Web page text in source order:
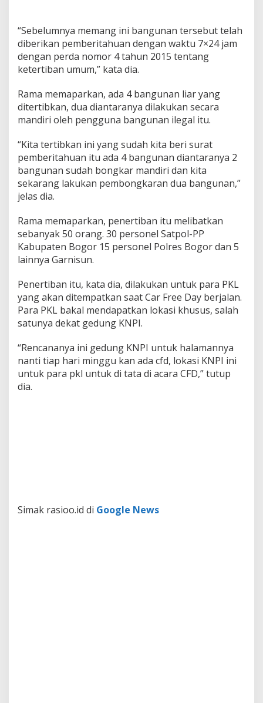
“Sebelumnya memang ini bangunan tersebut telah
diberikan pemberitahuan dengan waktu 7×24 jam
dengan perda nomor 4 tahun 2015 tentang
ketertiban umum,” kata dia.
Rama memaparkan, ada 4 bangunan liar yang
ditertibkan, dua diantaranya dilakukan secara
mandiri oleh pengguna bangunan ilegal itu.
“Kita tertibkan ini yang sudah kita beri surat
pemberitahuan itu ada 4 bangunan diantaranya 2
bangunan sudah bongkar mandiri dan kita
sekarang lakukan pembongkaran dua bangunan,”
jelas dia.
Rama memaparkan, penertiban itu melibatkan
sebanyak 50 orang. 30 personel Satpol-PP
Kabupaten Bogor 15 personel Polres Bogor dan 5
lainnya Garnisun.
Penertiban itu, kata dia, dilakukan untuk para PKL
yang akan ditempatkan saat Car Free Day berjalan.
Para PKL bakal mendapatkan lokasi khusus, salah
satunya dekat gedung KNPI.
“Rencananya ini gedung KNPI untuk halamannya
nanti tiap hari minggu kan ada cfd, lokasi KNPI ini
untuk para pkl untuk di tata di acara CFD,” tutup
dia.
Simak rasioo.id di Google News